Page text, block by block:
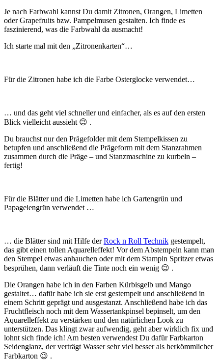
Je nach Farbwahl kannst Du damit Zitronen, Orangen, Limetten
oder Grapefruits bzw. Pampelmusen gestalten. Ich finde es
faszinierend, was die Farbwahl da ausmacht!
Ich starte mal mit den „Zitronenkarten“…
Für die Zitronen habe ich die Farbe Osterglocke verwendet…
… und das geht viel schneller und einfacher, als es auf den ersten
Blick vielleicht aussieht 😉 .
Du brauchst nur den Prägefolder mit dem Stempelkissen zu
betupfen und anschließend die Prägeform mit dem Stanzrahmen
zusammen durch die Präge – und Stanzmaschine zu kurbeln –
fertig!
Für die Blätter und die Limetten habe ich Gartengrün und
Papageiengrün verwendet …
… die Blätter sind mit Hilfe derRock n Roll Technik gestempelt,
das gibt einen tollen Aquarelleffekt! Vor dem Abstempeln kann man
den Stempel etwas anhauchen oder mit dem Stampin Spritzer etwas
besprühen, dann verläuft die Tinte noch ein wenig 😉 .
Die Orangen habe ich in den Farben Kürbisgelb und Mango
gestaltet… dafür habe ich sie erst gestempelt und anschließend in
einem Schritt geprägt und ausgestanzt. Anschließend habe ich das
Fruchtfleisch noch mit dem Wassertankpinsel bepinselt, um den
Aquarelleffekt zu verstärken und den natürlichen Look zu
unterstützen. Das klingt zwar aufwendig, geht aber wirklich fix und
lohnt sich finde ich! Am besten verwendest Du dafür Farbkarton
Seidenglanz, der verträgt Wasser sehr viel besser als herkömmlicher
Farbkarton 😉 .